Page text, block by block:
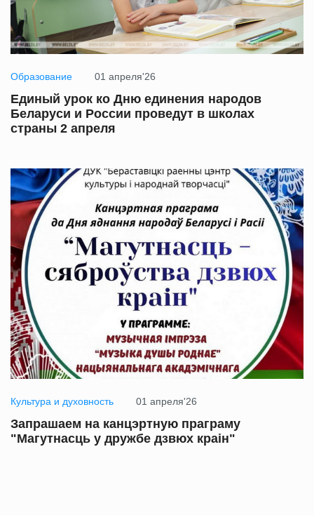
Образование 01 апреля'26
Единый урок ко Дню единения народов
Беларуси и России проведут в школах
страны 2 апреля
Культура и духовность 01 апреля'26
Запрашаем на канцэртную праграму
"Магутнасць у дружбе дзвюх краін"